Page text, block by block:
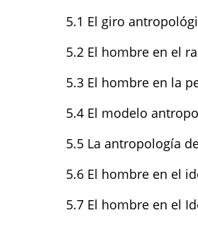
5.1 El giro
5.2 El hombre en el
5.3 El hombre en la
5.4 El modelo
5.5 La antropología
5.6 El hombre en el
5.7 El hombre en el